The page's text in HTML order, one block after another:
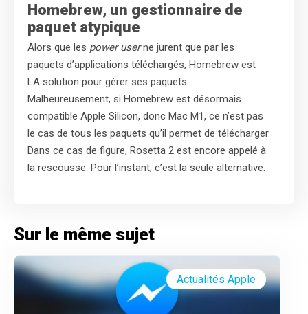
Homebrew, un gestionnaire de
paquet atypique
Alors que les power userne jurent que par les
paquets d’applications téléchargés, Homebrew est
LA solution pour gérer ses paquets.
Malheureusement, si Homebrew est désormais
compatible Apple Silicon, donc Mac M1, ce n’est pas
le cas de tous les paquets qu’il permet de télécharger.
Dans ce cas de figure, Rosetta 2 est encore appelé à
la rescousse. Pour l’instant, c’est la seule alternative.
Sur le même sujet
Actualités Apple